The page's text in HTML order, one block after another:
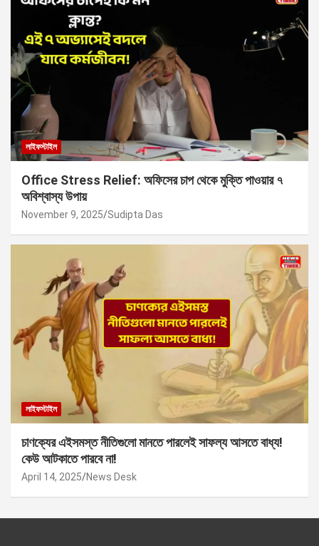
লাইফস্টাইল
Office Stress Relief: অফিসের চাপ থেকে মুক্তি পাওয়ার ৭
অবিশ্বাস্য উপায়
November 9, 2025 Sudipta Das
লাইফস্টাইল
চাণক্যের এইসমস্ত নীতিগুলো মানতে পারলেই সাফল্য আসতে বাধ্য!
কেউ আটকাতে পারবে না!
April 14, 2025 News Desk